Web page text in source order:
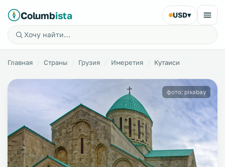
Columbista USD▾
Главная Страны Грузия Имеретия Кутаиси
фото: pixabay